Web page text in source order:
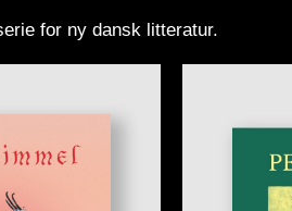
for ny dansk litteratur.